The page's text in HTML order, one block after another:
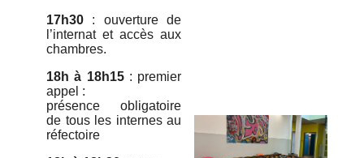
17h30 : ouverture de
l’internat et accès aux
chambres.
18h à 18h15: premier
appel :
présence obligatoire
de tous les internes au
réfectoire